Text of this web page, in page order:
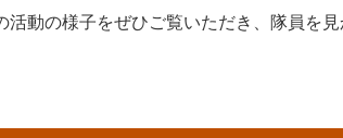
活動の様子をぜひご覧いただき、隊員を